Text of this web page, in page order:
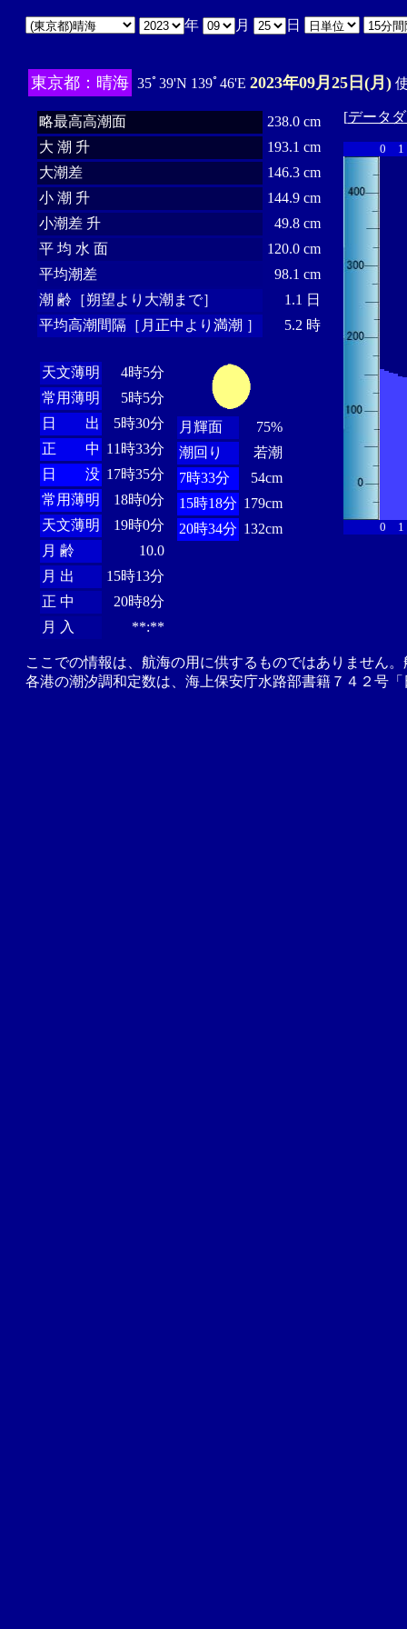
年 月 日
東京都：晴海 35ﾟ39'N 139ﾟ46'E 2023年09月25日(月)
略最高高潮面
238.0 cm
大 潮 升
193.1 cm
大潮差
146.3 cm
小 潮 升
144.9 cm
小潮差 升
49.8 cm
平 均 水 面
120.0 cm
平均潮差
98.1 cm
潮 齢［朔望より大潮まで］
1.1 日
平均高潮間隔［月正中より満潮 ］
5.2 時
天文薄明
4時5分
常用薄明
5時5分
日 出
5時30分
正 中 11時33分
日 没 17時35分
常用薄明
18時0分
天文薄明
19時0分
月 齢
10.0
月 出
15時13分
正 中
20時8分
月 入
**:**
月輝面
75%
潮回り
若潮
7時33分
54cm
15時18分 179cm
20時34分 132cm
[データ
0 1
0 1
ここでの情報は、航海の用に供するものではありません
各港の潮汐調和定数は、海上保安庁水路部書籍７４２号